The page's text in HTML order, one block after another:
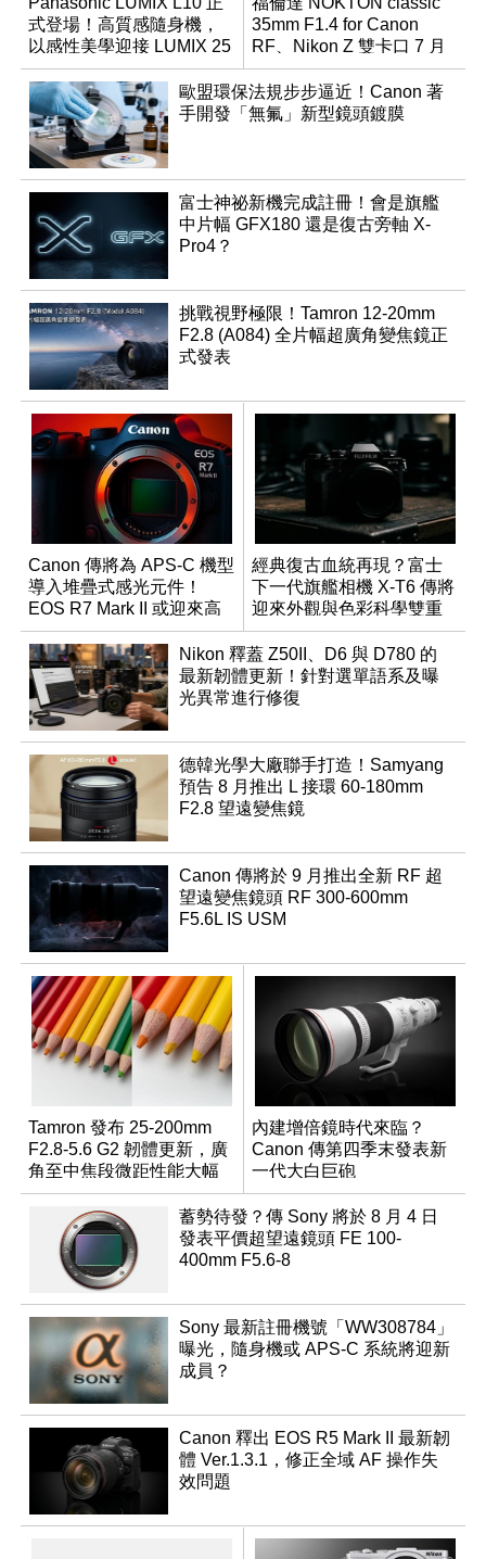
式登場！高質感隨身機，
以感性美學迎接 LUMIX 25
週年
35mm F1.4 for Canon
RF、Nikon Z 雙卡口 7 月
同步登台
歐盟環保法規步步逼近！Canon 著
手開發「無氟」新型鏡頭鍍膜
富士神祕新機完成註冊！會是旗艦
中片幅 GFX180 還是復古旁軸 X-
Pro4？
挑戰視野極限！Tamron 12-20mm
F2.8 (A084) 全片幅超廣角變焦鏡正
式發表
Canon 傳將為 APS-C 機型
導入堆疊式感光元件！
EOS R7 Mark II 或迎來高
速讀出升級
經典復古血統再現？富士
下一代旗艦相機 X-T6 傳將
迎來外觀與色彩科學雙重
優化
Nikon 釋蓋 Z50II、D6 與 D780 的
最新韌體更新！針對選單語系及曝
光異常進行修復
德韓光學大廠聯手打造！Samyang
預告 8 月推出 L 接環 60-180mm
F2.8 望遠變焦鏡
Canon 傳將於 9 月推出全新 RF 超
望遠變焦鏡頭 RF 300-600mm
F5.6L IS USM
Tamron 發布 25-200mm
F2.8-5.6 G2 韌體更新，廣
角至中焦段微距性能大幅
升級
內建增倍鏡時代來臨？
Canon 傳第四季末發表新
一代大白巨砲
蓄勢待發？傳 Sony 將於 8 月 4 日
發表平價超望遠鏡頭 FE 100-
400mm F5.6-8
Sony 最新註冊機號「WW308784」
曝光，隨身機或 APS-C 系統將迎新
成員？
Canon 釋出 EOS R5 Mark II 最新韌
體 Ver.1.3.1，修正全域 AF 操作失
效問題